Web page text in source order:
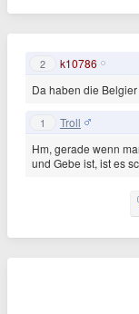
2 k10786
Da haben die
1 Troll
Hm, gerade wenn
und Gebe ist, ist es